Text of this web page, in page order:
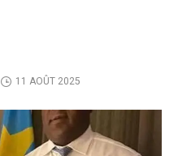
11 AOÛT 2025